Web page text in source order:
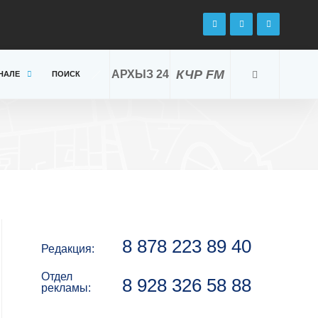
КЧР FM
АРХЫЗ 24
ПОИСК
Редакция: 8 878 223 89 40
Отдел
рекламы:
8 928 326 58 88